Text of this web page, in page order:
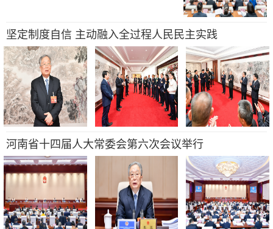
坚定制度自信 主动融入全过程人民民主实践
河南省十四届人大常委会第六次会议举行